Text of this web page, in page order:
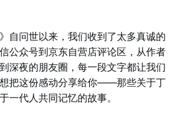
自问世以来，我们收到了太多真诚的
公众号到京东自营店评论区，从作者
深夜的朋友圈，每一段文字都让我们
把这份感动分享给你——那些关于丁
一代人共同记忆的故事。